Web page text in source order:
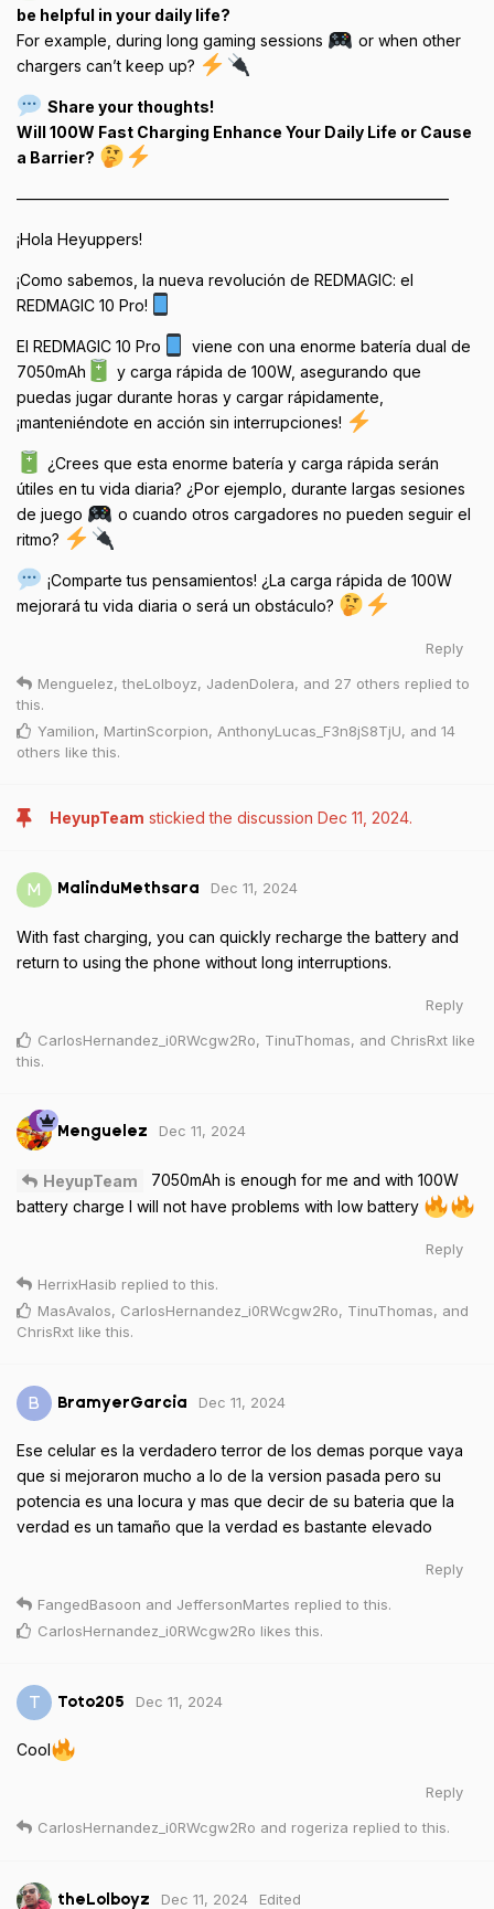
be helpful in your daily life?
For example, during long gaming sessions
or when other
chargers can’t keep up?
Share your thoughts!
Will 100W Fast Charging Enhance Your Daily Life or Cause
a Barrier?
————————————————————————————
¡Hola Heyuppers!
¡Como sabemos, la nueva revolución de REDMAGIC: el
REDMAGIC 10 Pro!
El REDMAGIC 10 Pro
viene con una enorme batería dual de
7050mAh
y carga rápida de 100W, asegurando que
puedas jugar durante horas y cargar rápidamente,
¡manteniéndote en acción sin interrupciones!
¿Crees que esta enorme batería y carga rápida serán
útiles en tu vida diaria? ¿Por ejemplo, durante largas sesiones
de juego
o cuando otros cargadores no pueden seguir el
ritmo?
¡Comparte tus pensamientos! ¿La carga rápida de 100W
mejorará tu vida diaria o será un obstáculo?
Reply
Menguelez,theLolboyz, JadenDolera, and 27 others replied to
this.
Yamilion, MartinScorpion, AnthonyLucas_F3n8jS8TjU, and 14
others like this.
HeyupTeam stickied the discussion Dec 11, 2024.
M MalinduMethsara Dec 11, 2024
With fast charging, you can quickly recharge the battery and
return to using the phone without long interruptions.
Reply
CarlosHernandez_i0RWcgw2Ro, TinuThomas, and ChrisRxt like
this.
Menguelez Dec 11, 2024
HeyupTeam
7050mAh is enough for me and with 100W
battery charge I will not have problems with low battery
Reply
HerrixHasib replied to this.
MasAvalos, CarlosHernandez_i0RWcgw2Ro, TinuThomas, and
ChrisRxt like this.
B BramyerGarcia Dec 11, 2024
Ese celular es la verdadero terror de los demas porque vaya
que si mejoraron mucho a lo de la version pasada pero su
potencia es una locura y mas que decir de su bateria que la
verdad es un tamaño que la verdad es bastante elevado
Reply
FangedBasoon and JeffersonMartes replied to this.
CarlosHernandez_i0RWcgw2Ro likes this.
T Toto205 Dec 11, 2024
Cool
Reply
CarlosHernandez_i0RWcgw2Ro and rogeriza replied to this.
theLolboyz Dec 11, 2024 Edited